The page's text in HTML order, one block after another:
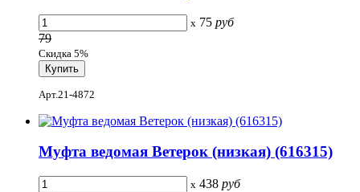
x 75 руб
79
Скидка 5%
Арт.21-4872
Муфта ведомая Ветерок (низкая) (616315)
x 438 руб